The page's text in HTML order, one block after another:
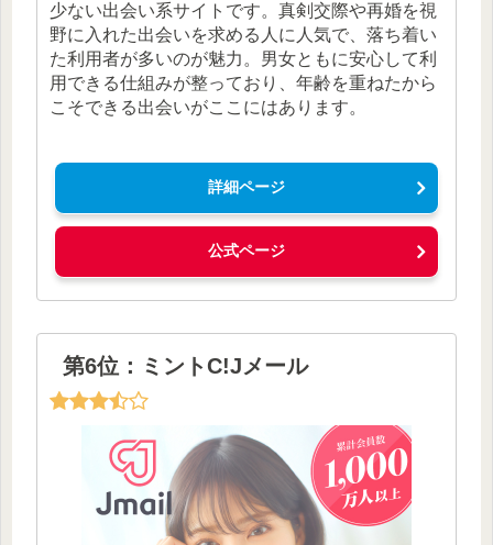
少ない出会い系サイトです。真剣交際や再婚を視
野に入れた出会いを求める人に人気で、落ち着い
た利用者が多いのが魅力。男女ともに安心して利
用できる仕組みが整っており、年齢を重ねたから
こそできる出会いがここにはあります。
詳細ページ
公式ページ
第6位：ミントC!Jメール